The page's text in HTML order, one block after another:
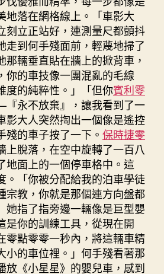
地落在網格線上。「車影大
刻立正站好，連測量尺都顫抖
走到何手殘面前，輕蔑地掃了
那輛垂直貼在牆上的掀背車，
你的車技像一團混亂的毛線
度的純粹性。」「但你賓利零
永不放棄』，讓我看到了一
影大人突然掏出一個像是遙控
的車子按了一下。 保時捷零
上脫落，在空中旋轉了一百八
地面上的一個停車格中。這
「你被分配給我的泊車學徒
宗教，你就是那個連方向盤都
她指了指旁邊一輛像是巨型嬰
是你的訓練工具，從現在開
零點零零一秒內，將這輛車精
小的車位裡。」何手殘看著那
放《小星星》的嬰兒車，感到